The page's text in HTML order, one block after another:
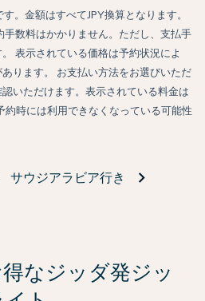
。金額はすべてJPY換算となります。
数料はかかりません。ただし、支払手
表示されている価格は予約状況によ
ります。 お支払い方法をお選びいただ
いただけます。表示されている料金は
時には利用できなくなっている可能性
サウジアラビア行き
なジッダ発ジッ
「オファーを見る」をクリック